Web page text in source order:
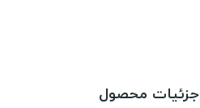
جزئیات محصول